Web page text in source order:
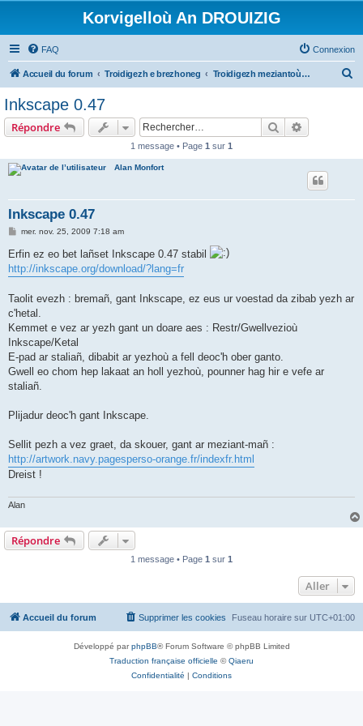
Korvigelloù An DROUIZIG
FAQ Connexion
Accueil du forum Troidigezh e brezhoneg Troidigezh meziantoù all (frank a wirioù evit an darn vrasañ anezho)
Inkscape 0.47
Répondre Rechercher
1 message • Page 1 sur 1
Alan Monfort
Inkscape 0.47
M
s
s
a
g
mer. nov. 25, 2009 7:18 am
Erfin ez eo bet lañset Inkscape 0.47 stabil
http://inkscape.org/download/?lang=fr
Taolit evezh : bremañ, gant Inkscape, ez eus ur voestad da zibab yezh ar
c'hetal.
Kemmet e vez ar yezh gant un doare aes : Restr/Gwellvezioù
Inkscape/Ketal
E-pad ar staliañ, dibabit ar yezhoù a fell deoc'h ober ganto.
Gwell eo chom hep lakaat an holl yezhoù, pounner hag hir e vefe ar
staliañ.
Plijadur deoc'h gant Inkscape.
Sellit pezh a vez graet, da skouer, gant ar meziant-mañ :
http://artwork.navy.pagesperso-orange.fr/indexfr.html
Dreist !
Alan
Répondre
1 message • Page 1 sur 1
Aller
Accueil du forum Fuseau horaire sur UTC+01:00
Supprimer les cookies
Développé parphpBB® Forum Software © phpBB Limited
Traduction française officielle ©Qiaeru
Confidentialité | Conditions